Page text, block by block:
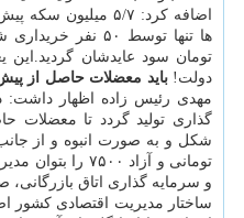
اضافه كرد: ۵/۷ میلیون سكه پیش
ها تنها توسط ۵۰
تومان سود عایدشان گردید.این
دولت!باید معضلات حاصل از
مهدی رئیس زاده اظهار داشت:
گذاری تولید گردد تا معضلات
شكل و به صورت انبوه و از
تومانی و آزاد
و سرمایه گذاری اتاق بازرگانی،
ساختار مدیریت اقتصادی كشور